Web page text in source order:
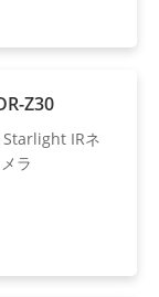
Z30
IRネ
ラ